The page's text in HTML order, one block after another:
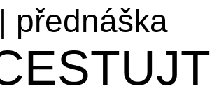
přednáška